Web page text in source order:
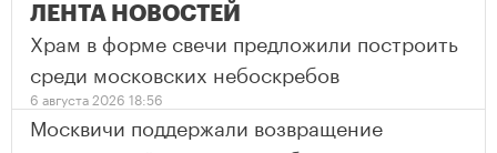
ЛЕНТА НОВОСТЕЙ
Храм в форме свечи предложили построить
среди московских небоскребов
6 августа 2026 18:56
Москвичи поддержали возвращение